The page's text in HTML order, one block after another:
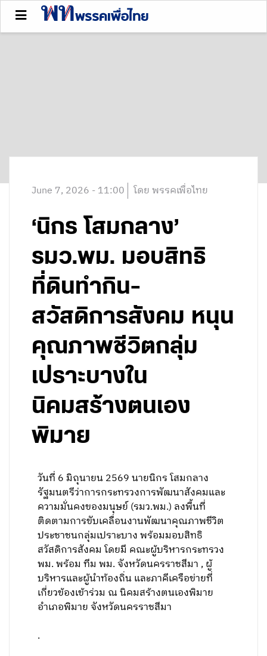
June 7, 2026 - 11:00 โดย พรรคเพื่อไทย
‘นิกร โสมกลาง’
รมว.พม. มอบสิทธิ
ที่ดินทำกิน-
สวัสดิการสังคม หนุน
คุณภาพชีวิตกลุ่ม
เปราะบางใน
นิคมสร้างตนเอง
พิมาย
วันที่ 6 มิถุนายน 2569 นายนิกร โสมกลาง
รัฐมนตรีว่าการกระทรวงการพัฒนาสังคมและ
ความมั่นคงของมนุษย์ (รมว.พม.) ลงพื้นที่
ติดตามการขับเคลื่อนงานพัฒนาคุณภาพชีวิต
ประชาชนกลุ่มเปราะบาง พร้อมมอบสิทธิ
สวัสดิการสังคม โดยมี คณะผู้บริหารกระทรวง
พม. พร้อม ทีม พม. จังหวัดนครราชสีมา , ผู้
บริหารและผู้นำท้องถิ่น และภาคีเครือข่ายที่
เกี่ยวข้องเข้าร่วม ณ นิคมสร้างตนเองพิมาย
อำเภอพิมาย จังหวัดนครราชสีมา
.